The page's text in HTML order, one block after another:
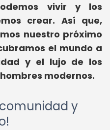
vivir y los
crear. Así que,
nuestro próximo
el mundo a
y el lujo de los
modernos.
y